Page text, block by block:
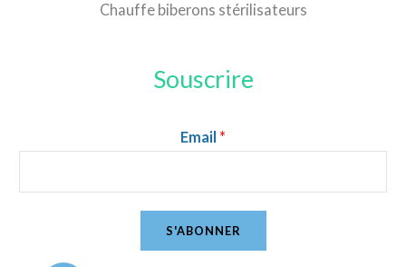
Chauffe biberons stérilisateurs
Souscrire
Email *
S'ABONNER